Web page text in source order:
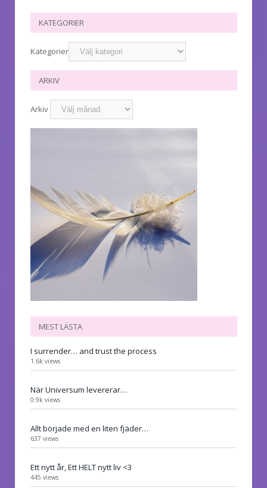
KATEGORIER
Kategorier
ARKIV
Arkiv
MEST LÄSTA
I surrender… and trust the process
1.6k views
När Universum levererar…
0.9k views
Allt började med en liten fjäder…
637 views
Ett nytt år, Ett HELT nytt liv <3
445 views